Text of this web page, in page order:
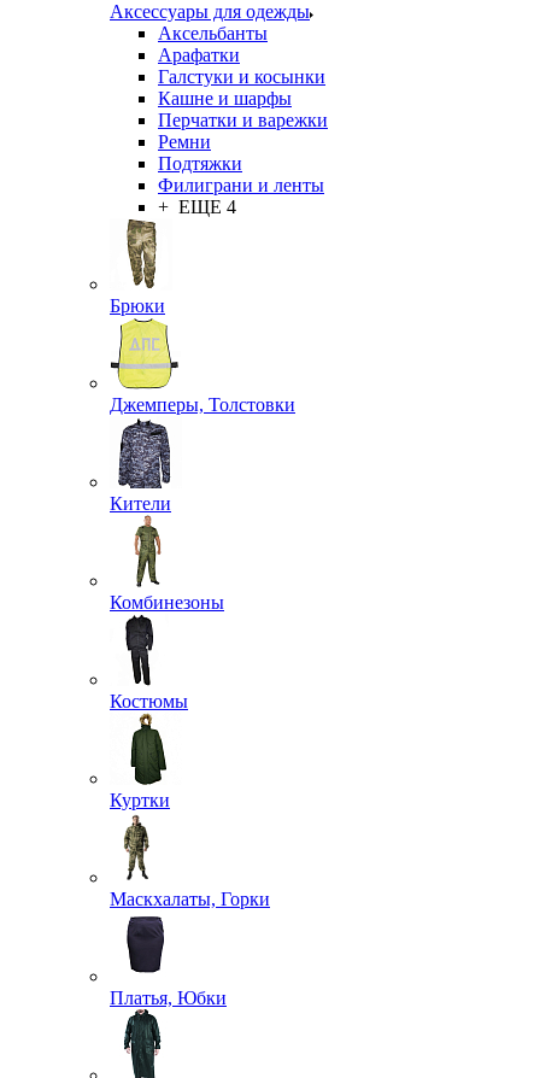
Аксессуары для одежды
Аксельбанты
Арафатки
Галстуки и косынки
Кашне и шарфы
Перчатки и варежки
Ремни
Подтяжки
Филиграни и ленты
+ ЕЩЕ 4
Брюки
Джемперы, Толстовки
Кители
Комбинезоны
Костюмы
Куртки
Маскхалаты, Горки
Платья, Юбки